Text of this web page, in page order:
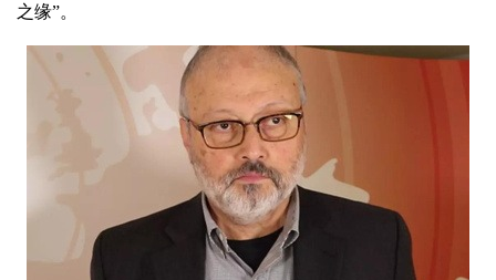
之缘”。